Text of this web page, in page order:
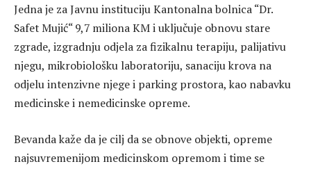
Jedna je za Javnu instituciju Kantonalna bolnica “Dr.
Safet Mujić“ 9,7 miliona KM i uključuje obnovu stare
zgrade, izgradnju odjela za fizikalnu terapiju, palijativu
njegu, mikrobiološku laboratoriju, sanaciju krova na
odjelu intenzivne njege i parking prostora, kao nabavku
medicinske i nemedicinske opreme.
Bevanda kaže da je cilj da se obnove objekti, opreme
najsuvremenijom medicinskom opremom i time se